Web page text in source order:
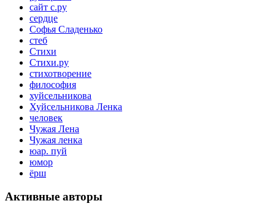
сайт с.ру
сердце
Софья Сладенько
стеб
Стихи
Стихи.ру
стихотворение
философия
хуйсельникова
Хуйсельникова Ленка
человек
Чужая Лена
Чужая ленка
юар. пуй
юмор
ёрш
Активные авторы